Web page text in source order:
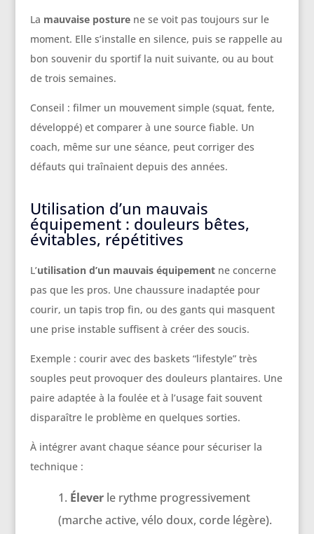
La mauvaise posturene se voit pas toujours sur le
moment. Elle s’installe en silence, puis se rappelle au
bon souvenir du sportif la nuit suivante, ou au bout
de trois semaines.
Conseil : filmer un mouvement simple (squat, fente,
développé) et comparer à une source fiable. Un
coach, même sur une séance, peut corriger des
défauts qui traînaient depuis des années.
Utilisation d’un mauvais
équipement : douleurs bêtes,
évitables, répétitives
L’utilisation d’un mauvais équipementne concerne
pas que les pros. Une chaussure inadaptée pour
courir, un tapis trop fin, ou des gants qui masquent
une prise instable suffisent à créer des soucis.
Exemple : courir avec des baskets “lifestyle” très
souples peut provoquer des douleurs plantaires. Une
paire adaptée à la foulée et à l’usage fait souvent
disparaître le problème en quelques sorties.
À intégrer avant chaque séance pour sécuriser la
technique :
Éleverle rythme progressivement
(marche active, vélo doux, corde légère).